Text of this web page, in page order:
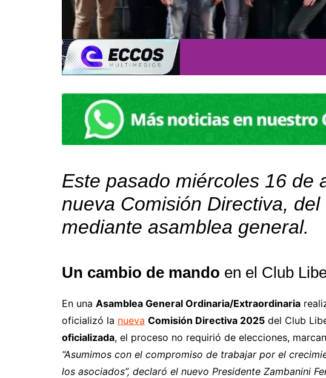
Este pasado miércoles 16 de
nueva Comisión Directiva, del
mediante asamblea general.
Un cambio de mando en el Club
En una Asamblea General Ordinaria/Extraordinaria
oficializó la nueva Comisión Directiva 2025 del Club
oficializada, el proceso no requirió de elecciones,
“Asumimos con el compromiso de trabajar por el
los asociados”, declaró el nuevo Presidente Zambanini